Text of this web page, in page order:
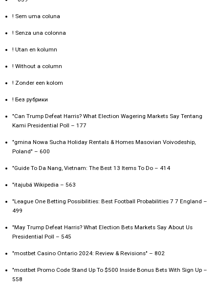
! Sem uma coluna
! Senza una colonna
! Utan en kolumn
! Without a column
! Zonder een kolom
! Без рубрики
"Can Trump Defeat Harris? What Election Wagering Markets Say Tentang
Kami Presidential Poll – 177
"gmina Nowa Sucha Holiday Rentals & Homes Masovian Voivodeship,
Poland" – 600
"Guide To Da Nang, Vietnam: The Best 13 Items To Do – 414
"itajubá Wikipedia – 563
"League One Betting Possibilities: Best Football Probabilities 7 7 England –
499
"May Trump Defeat Harris? What Election Bets Markets Say About Us
Presidential Poll – 545
"mostbet Casino Ontario 2024: Review & Revisions" – 802
"mostbet Promo Code Stand Up To $500 Inside Bonus Bets With Sign Up –
558